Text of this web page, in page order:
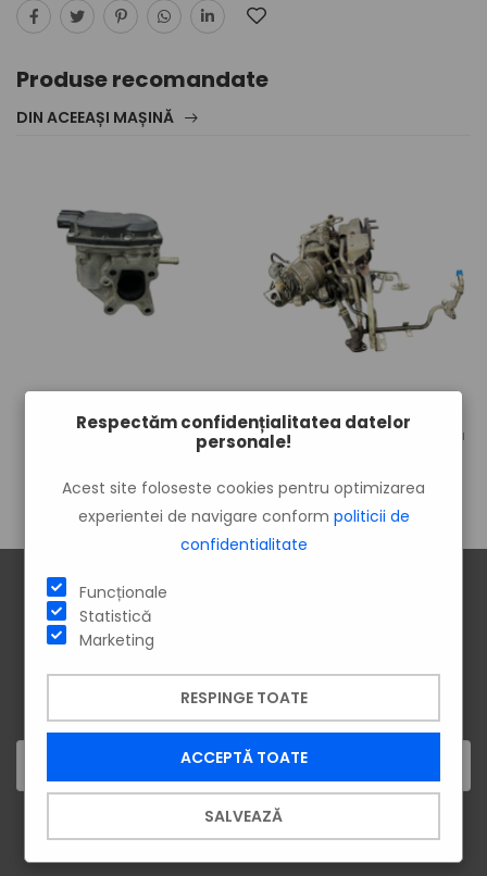
Produse recomandate
DIN ACEEAȘI MAȘINĂ
EGR Mazda 3 BM 2014 Turbosuflanta turbo turbina
oferte.
ÎNSCRIE-TE
Respectăm confidențialitatea datelor
personale!
Acest site foloseste cookies pentru optimizarea
experientei de navigare conform politicii de
confidentialitate
Funcționale
Statistică
Marketing
RESPINGE TOATE
ACCEPTĂ TOATE
SALVEAZĂ